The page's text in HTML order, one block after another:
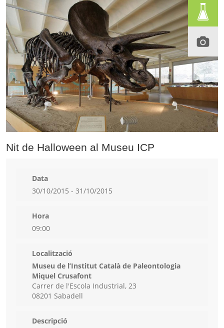
Nit de Halloween al Museu ICP
Data
30/10/2015 - 31/10/2015
Hora
09:00
Localització
Museu de l’Institut Català de Paleontologia
Miquel Crusafont
Carrer de l'Escola Industrial, 23
08201 Sabadell
Descripció